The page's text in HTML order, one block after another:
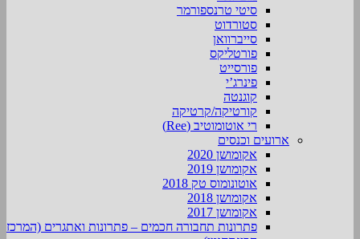
סיטי טרנספורמר
סטורדוט
סייברוואן
פורטליקס
פורסייט
פינרג’י
קוגנטה
קורטיקה/קרטיקה
רי אוטומוטיב (Ree)
ארועים וכנסים
אקומושן 2020
אקומושן 2019
אוטונומוס טק 2018
אקומושן 2018
אקומושן 2017
פתרונות תחבורה חכמים – פתרונות ואתגרים (המרכז